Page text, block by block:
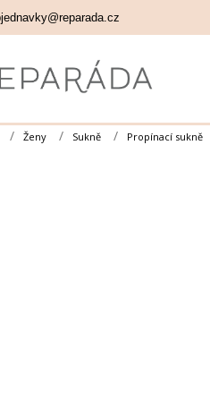
Ženy Sukně Propínací sukně